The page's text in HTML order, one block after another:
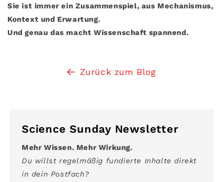
Sie ist immer ein Zusammenspiel, aus Mechanismus,
Kontext und Erwartung.
Und genau das macht Wissenschaft spannend.
Zurück zum Blog
Science Sunday Newsletter
Mehr Wissen. Mehr Wirkung.
Du willst regelmäßig fundierte Inhalte direkt
in dein Postfach?